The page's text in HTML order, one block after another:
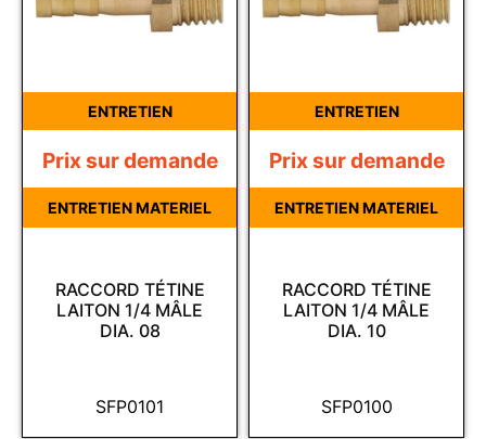
ENTRETIEN
SFP0101
RACCORD TÉTINE
LAITON 1/4 MÂLE
DIA. 08
Prix sur demande
ENTRETIEN MATERIEL
ENTRETIEN
SFP0100
RACCORD TÉTINE
LAITON 1/4 MÂLE
DIA. 10
Prix sur demande
ENTRETIEN MATERIEL